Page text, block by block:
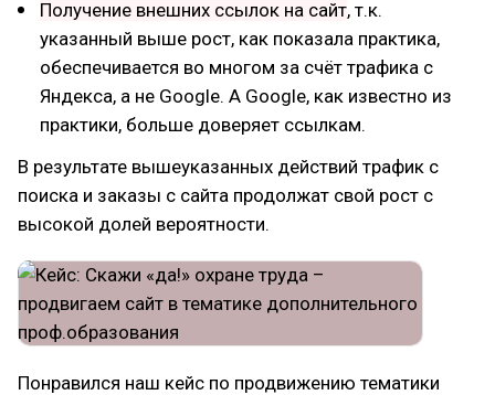
Получение внешних ссылок на сайт, т.к.
указанный выше рост, как показала практика,
обеспечивается во многом за счёт трафика с
Яндекса, а не Google. А Google, как известно из
практики, больше доверяет ссылкам.
В результате вышеуказанных действий трафик с
поиска и заказы с сайта продолжат свой рост с
высокой долей вероятности.
Понравился наш кейс по продвижению тематики